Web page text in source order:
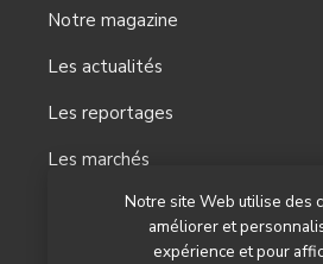
Notre site Web utilise des
améliorer et
expérience et pour
Notre magazine
Les actualités
Les reportages
Les marchés